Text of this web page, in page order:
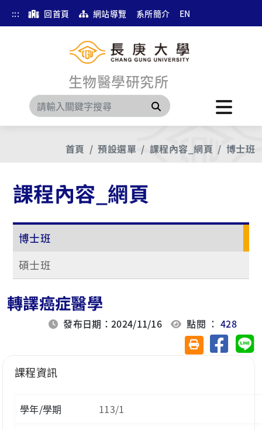
::: 回首頁 網站導覽 系所簡介 EN
生物醫學研究所
搜尋
首頁 預設選單 課程內容_網頁 博士班
課程內容_網頁
博士班
碩士班
轉譯癌症醫學
發布日期：2024/11/16 點閱 ：428
友善列印(另開視
分享至
課程資訊
學年/學期 113/1